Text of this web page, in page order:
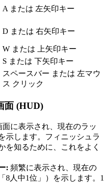
A または 左矢印キー
D または 右矢印キー
W または 上矢印キー
S または 下矢印キー
スペースバー または 左マウ
ス クリック
面 (HUD)
面に表示され、現在のラッ
示します。フィニッシュラ
を知るために、これをよく
: 頻繁に表示され、現在の
8人中1位」）を示します。1